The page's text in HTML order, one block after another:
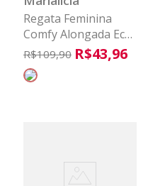
Regata Feminina
Comfy Alongada Eco
Marialícia Laranja
R$109,90 R$43,96